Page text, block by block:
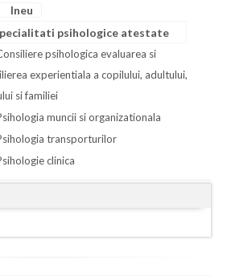
Ineu
psihologice atestate
psihologica evaluarea si
experientiala a copilului, adultului,
si familiei
muncii si organizationala
transporturilor
clinica